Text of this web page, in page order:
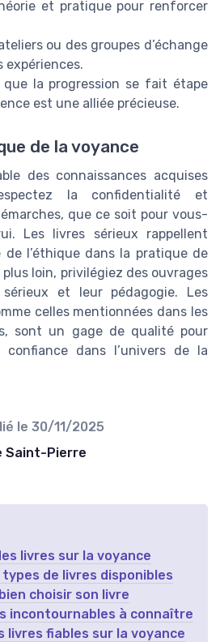
et pratique pour renforcer
ou des groupes d’échange
expériences.
que la progression se fait étape
est une alliée précieuse.
de la voyance
des connaissances acquises
la confidentialité et
que ce soit pour vous-
Les livres sérieux rappellent
de l’éthique dans la pratique de
loin, privilégiez des ouvrages
et leur pédagogie. Les
celles mentionnées dans les
sont un gage de qualité pour
dans l’univers de la
le 30/11/2025
Saint-Pierre
livres sur la voyance
de livres disponibles
choisir son livre
incontournables à connaître
livres fiables sur la voyance